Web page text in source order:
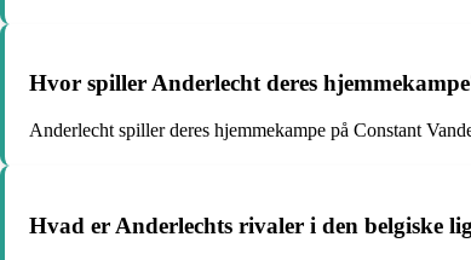
Hvor spiller Anderlecht deres
Anderlecht spiller deres hjemmekampe på Constant
Hvad er Anderlechts rivaler i den belgiske